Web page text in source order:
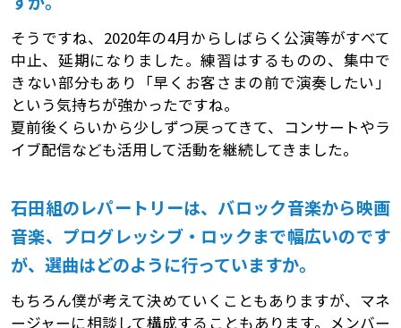
そうですね、2020年の4月からしばらく公演等がすべて
中止、延期になりました。練習はするものの、集中で
きない部分もあり「早くお客さまの前で演奏したい」
という気持ちが強かったですね。
夏前後くらいから少しずつ戻ってきて、コンサートやラ
イブ配信なども活用して活動を継続してきました。
石田組のレパートリーは、バロック音楽から映画
音楽、プログレッシブ・ロックまで幅広いのです
が、選曲はどのように行っていますか。
もちろん僕が考えて決めていくこともありますが、マネ
ージャーに相談して構成することもあります。メンバー